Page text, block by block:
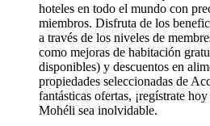
hoteles en todo el mundo con
miembros. Disfruta de los
a través de los niveles de
como mejoras de habitación
disponibles) y descuentos en
propiedades seleccionadas de
fantásticas ofertas, ¡regístrate
Mohéli sea inolvidable.